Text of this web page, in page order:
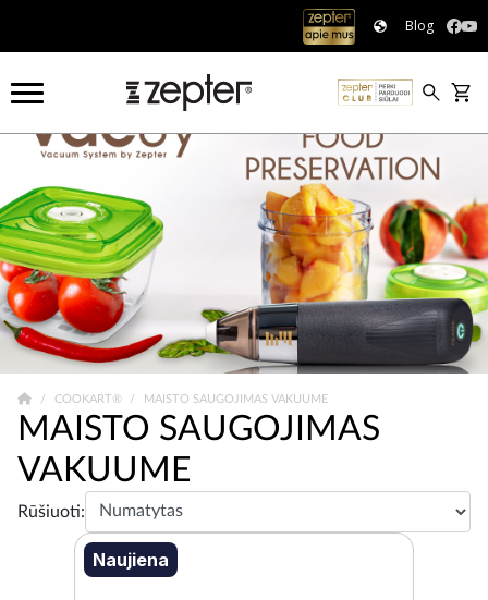
Blog
COOKART® MAISTO SAUGOJIMAS VAKUUME
MAISTO SAUGOJIMAS
VAKUUME
Rūšiuoti:
Naujiena